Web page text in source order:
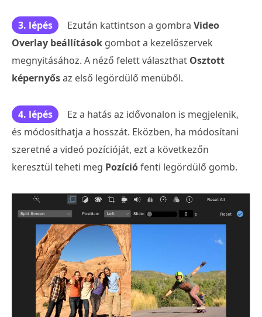
3. lépés Ezután kattintson a gombra Video
Overlay beállítások gombot a kezelőszervek
megnyitásához. A néző felett választhat Osztott
képernyősaz első legördülő menüből.
4. lépés
Ez a hatás az idővonalon is megjelenik,
és módosíthatja a hosszát. Eközben, ha módosítani
szeretné a videó pozícióját, ezt a következőn
keresztül teheti meg Pozíciófenti legördülő gomb.